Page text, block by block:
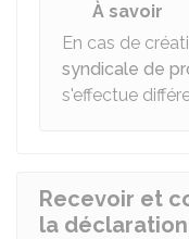
À savoir
En cas de
syndicale de
s'effectue
Recevoir et
la